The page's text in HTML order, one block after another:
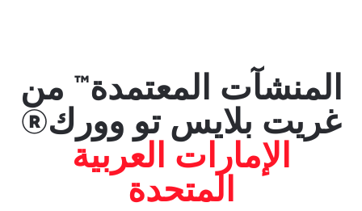
المنشآت المعتمدة™ من
غريت بلايس تو وورك®
الإمارات العربية
المتحدة